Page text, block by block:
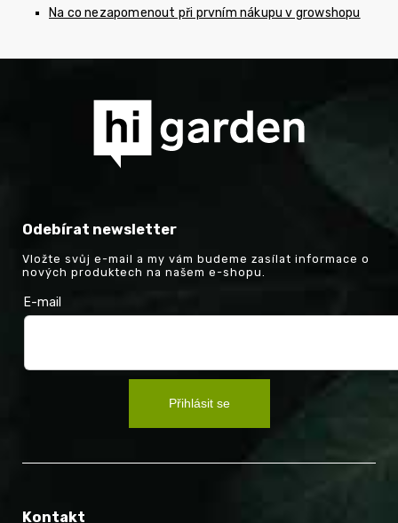
Na co nezapomenout při prvním nákupu v growshopu
Odebírat newsletter
Vložte svůj e-mail a my vám budeme zasílat informace o
nových produktech na našem e-shopu.
E-mail
Přihlásit se
Kontakt